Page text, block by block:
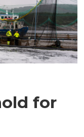
for